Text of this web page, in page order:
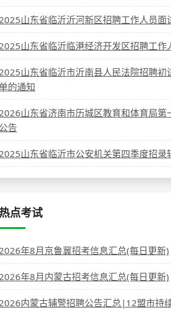
山东省临沂沂河新区招聘工作人员面
山东省临沂临港经济开发区招聘工作
山东省临沂市沂南县人民法院招聘初
的通知
山东省济南市历城区教育和体育局第
告
山东省临沂市公安机关第四季度招录
点考试
年8月京鲁冀招考信息汇总(每日更新)
年8月内蒙古招考信息汇总(每日更新)
内蒙古辅警招聘公告汇总|12盟市持